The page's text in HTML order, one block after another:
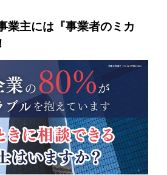
業主には『事業者のミカ